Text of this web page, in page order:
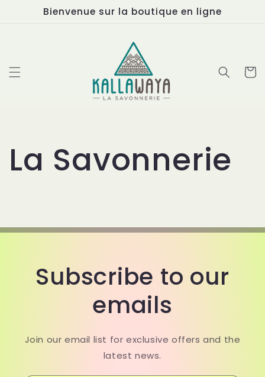
passerBienvenue sur la boutique en ligne
Panier
La Savonnerie
Subscribe to our
emails
Join our email list for exclusive offers and the
latest news.